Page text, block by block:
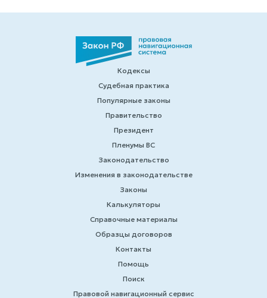
Кодексы
Судебная практика
Популярные законы
Правительство
Президент
Пленумы ВС
Законодательство
Изменения в законодательстве
Законы
Калькуляторы
Справочные материалы
Образцы договоров
Контакты
Помощь
Поиск
Правовой навигационный сервис